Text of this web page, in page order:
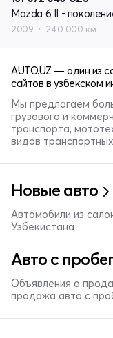
2009 240 000 км
AUTO.UZ — один из
сайтов в узбекском
Мы предлагаем
грузового и
транспорта,
видов
Новые авто
Автомобили из
Узбекистана
Авто с
Объявления о
продажа авто с